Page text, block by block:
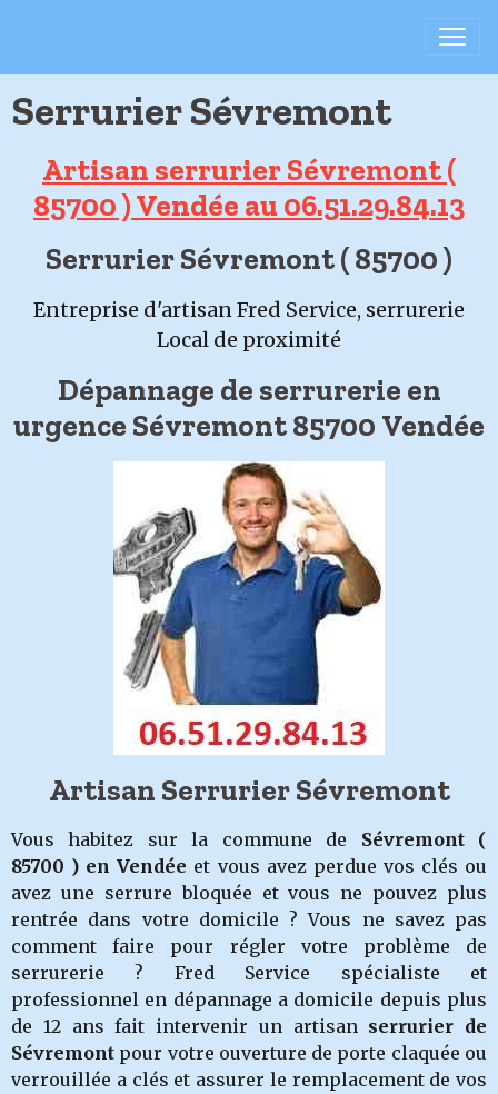
Serrurier Sévremont
Artisan serrurier Sévremont (
85700 ) Vendée au 06.51.29.84.13
Serrurier Sévremont ( 85700 )
Entreprise d'artisan Fred Service, serrurerie
Local de proximité
Dépannage de serrurerie en
urgence Sévremont 85700 Vendée
Artisan Serrurier Sévremont
Vous habitez sur la commune de Sévremont(
85700 ) en Vendée et vous avez perdue vos clés ou
avez une serrure bloquée et vous ne pouvez plus
rentrée dans votre domicile ? Vous ne savez pas
comment faire pour régler votre problème de
serrurerie ? Fred Service spécialiste et
professionnel en dépannage a domicile depuis plus
de 12 ans fait intervenir un artisan serrurier de
Sévremont pour votre ouverture de porte claquée ou
verrouillée a clés et assurer le remplacement de vos